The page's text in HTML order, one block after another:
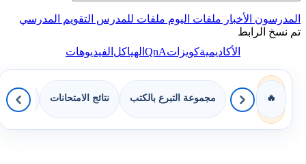
المدرسون الأخبار ملفات اليوم ملفات للمدرس التقويم المدرسي
تم نسخ الرابط
الأكاديميةكويزاتQnAالهياكلالفيديوهات
🔥 مجموعة التبرع بالكتب نتائج الامتحانات